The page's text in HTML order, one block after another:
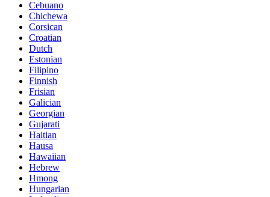
Cebuano
Chichewa
Corsican
Croatian
Dutch
Estonian
Filipino
Finnish
Frisian
Galician
Georgian
Gujarati
Haitian
Hausa
Hawaiian
Hebrew
Hmong
Hungarian